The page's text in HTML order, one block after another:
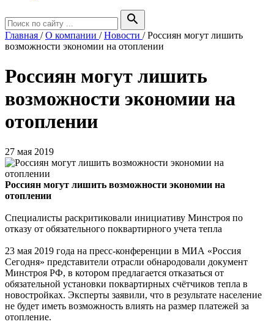
search
Главная /О компании /Новости /Россиян могут лишить
возможности экономии на отоплении
Россиян могут лишить
возможности экономии на
отоплении
27 мая 2019
Россиян могут лишить возможности экономии на
отоплении
Специалисты раскритиковали инициативу Минстроя по
отказу от обязательного поквартирного учета тепла
23 мая 2019 года на пресс-конференции в МИА «Россия
Сегодня» представители отрасли обнародовали документ
Минстроя РФ, в котором предлагается отказаться от
обязательной установки поквартирных счётчиков тепла в
новостройках. Эксперты заявили, что в результате население
не будет иметь возможность влиять на размер платежей за
отопление.